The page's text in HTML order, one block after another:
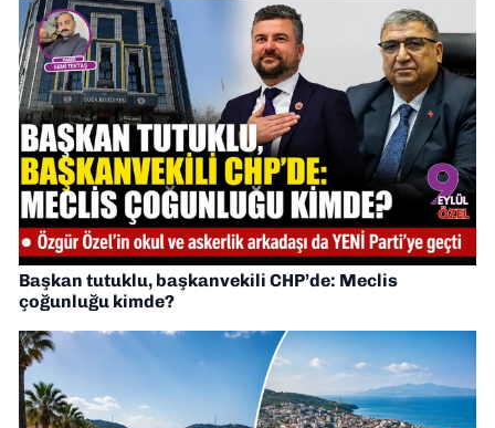
Başkan tutuklu, başkanvekili CHP’de: Meclis
çoğunluğu kimde?